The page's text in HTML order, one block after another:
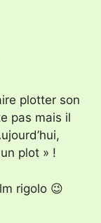
plotter son
pas mais il
plot » !
rigolo 😉